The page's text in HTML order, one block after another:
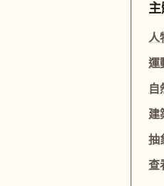
人
運
自
建
抽
查